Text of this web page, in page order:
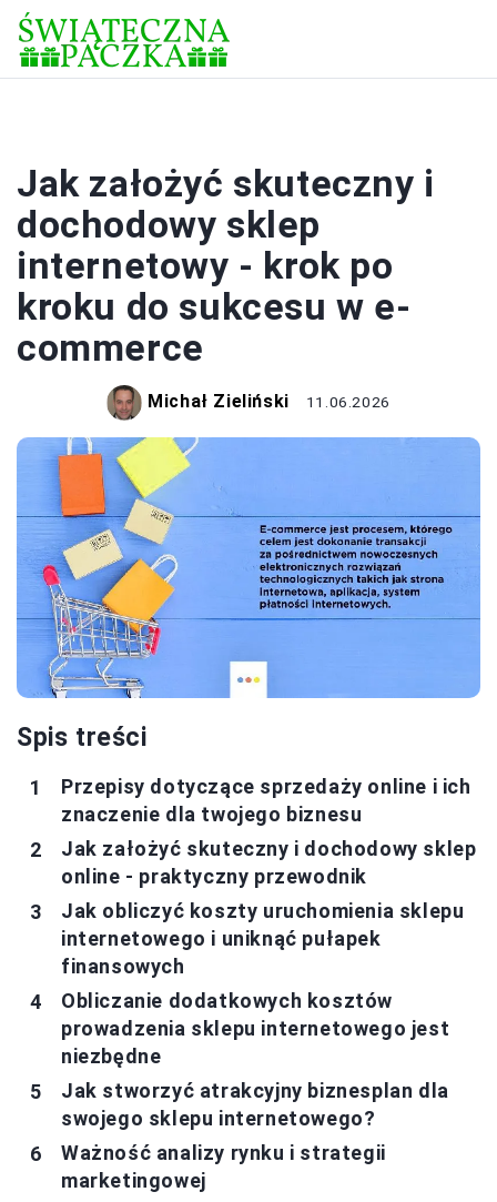
Jak założyć skuteczny i
dochodowy sklep
internetowy - krok po
kroku do sukcesu w e-
commerce
Michał Zieliński 11.06.2026
Spis treści
Przepisy dotyczące sprzedaży online i ich
znaczenie dla twojego biznesu
Jak założyć skuteczny i dochodowy sklep
online - praktyczny przewodnik
Jak obliczyć koszty uruchomienia sklepu
internetowego i uniknąć pułapek
finansowych
Obliczanie dodatkowych kosztów
prowadzenia sklepu internetowego jest
niezbędne
Jak stworzyć atrakcyjny biznesplan dla
swojego sklepu internetowego?
Ważność analizy rynku i strategii
marketingowej